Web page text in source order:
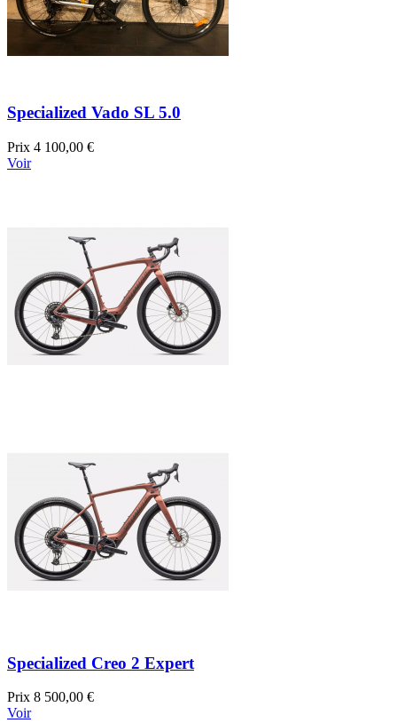
Specialized Vado SL 5.0
Prix 4 100,00 €
Voir
Specialized Creo 2 Expert
Prix 8 500,00 €
Voir